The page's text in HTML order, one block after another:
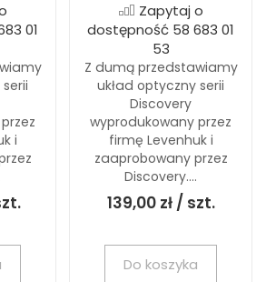
01
i
Zapytaj o
dostępność 58 683 01
53
Z dumą przedstawiamy
układ optyczny serii
Discovery
wyprodukowany przez
firmę Levenhuk i
zaaprobowany przez
Discovery....
139,00 zł / szt.
Do koszyka